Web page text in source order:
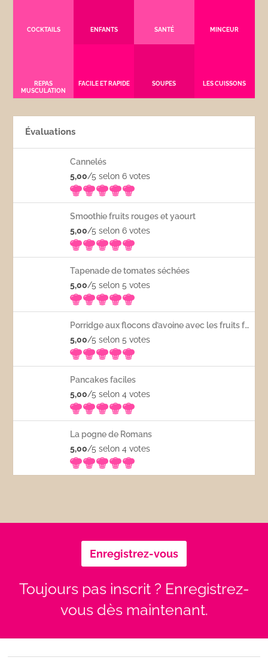
COCKTAILS ENFANTS SANTÉ MINCEUR
REPAS
MUSCULATION
FACILE ET RAPIDE SOUPES LES CUISSONS
Évaluations
Cannelés
5,00/5 selon 6votes
Smoothie fruits rouges et yaourt
5,00/5 selon 6votes
Tapenade de tomates séchées
5,00/5 selon 5votes
Porridge aux flocons d’avoine avec les fruits frais
5,00/5 selon 5votes
Pancakes faciles
5,00/5 selon 4votes
La pogne de Romans
5,00/5 selon 4votes
Enregistrez-vous
Toujours pas inscrit ? Enregistrez-
vous dès maintenant.